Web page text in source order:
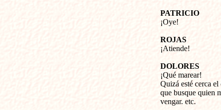
PATRICIO
¡Oye!
ROJAS
¡Atiende!
DOLORES
¡Qué marear!
Quizá esté cerca el
que busque quien
vengar. etc.